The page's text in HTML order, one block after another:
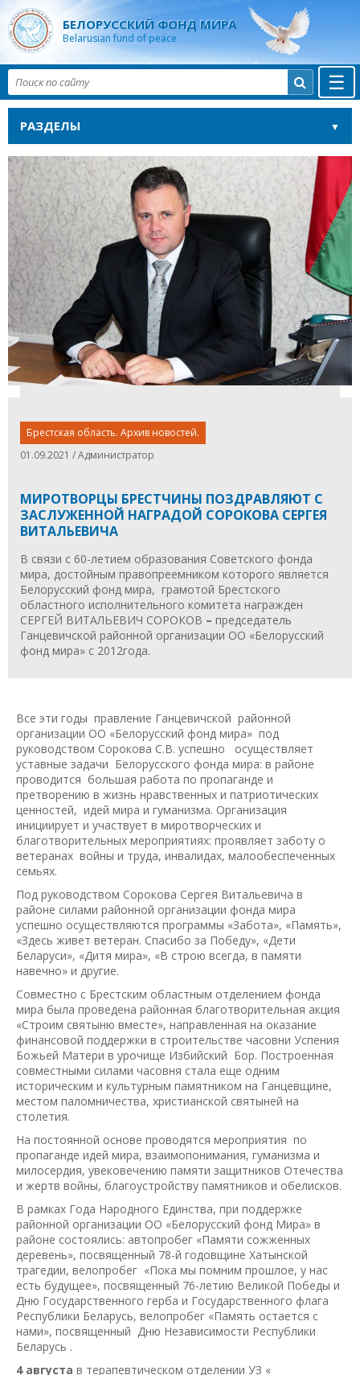
БЕЛОРУССКИЙ ФОНД МИРА
Belarusian fund of peace
☰

РАЗДЕЛЫ
Брестская область. Архив новостей.
01.09.2021 / Администратор
МИРОТВОРЦЫ БРЕСТЧИНЫ ПОЗДРАВЛЯЮТ С
ЗАСЛУЖЕННОЙ НАГРАДОЙ СОРОКОВА СЕРГЕЯ
ВИТАЛЬЕВИЧА
В связи с 60-летием образования Советского фонда
мира, достойным правопреемником которого является
Белорусский фонд мира, грамотой Брестского
областного исполнительного комитета награжден
СЕРГЕЙ ВИТАЛЬЕВИЧ СОРОКОВ – председатель
Ганцевичской районной организации ОО «Белорусский
фонд мира» с 2012года.
Все эти годы правление Ганцевичской районной
организации ОО «Белорусский фонд мира» под
руководством Сорокова С.В. успешно осуществляет
уставные задачи Белорусского фонда мира: в районе
проводится большая работа по пропаганде и
претворению в жизнь нравственных и патриотических
ценностей, идей мира и гуманизма. Организация
инициирует и участвует в миротворческих и
благотворительных мероприятиях: проявляет заботу о
ветеранах войны и труда, инвалидах, малообеспеченных
семьях.
Под руководством Сорокова Сергея Витальевича в
районе силами районной организации фонда мира
успешно осуществляются программы «Забота», «Память»,
«Здесь живет ветеран. Спасибо за Победу», «Дети
Беларуси», «Дитя мира», «В строю всегда, в памяти
навечно» и другие.
Совместно с Брестским областным отделением фонда
мира была проведена районная благотворительная акция
«Строим святыню вместе», направленная на оказание
финансовой поддержки в строительстве часовни Успения
Божьей Матери в урочище Избийский Бор. Построенная
совместными силами часовня стала еще одним
историческим и культурным памятником на Ганцевщине,
местом паломничества, христианской святыней на
столетия.
На постоянной основе проводятся мероприятия по
пропаганде идей мира, взаимопонимания, гуманизма и
милосердия, увековечению памяти защитников Отечества
и жертв войны, благоустройству памятников и обелисков.
В рамках Года Народного Единства, при поддержке
районной организации ОО «Белорусский фонд Мира» в
районе состоялись: автопробег «Памяти сожженных
деревень», посвященный 78-й годовщине Хатынской
трагедии, велопробег «Пока мы помним прошлое, у нас
есть будущее», посвященный 76-летию Великой Победы и
Дню Государственного герба и Государственного флага
Республики Беларусь, велопробег «Память остается с
нами», посвященный Дню Независимости Республики
Беларусь .
4 августа в терапевтическом отделении УЗ «